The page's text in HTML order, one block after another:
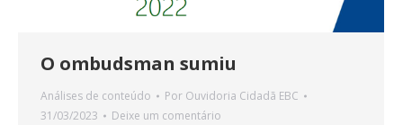
O ombudsman sumiu
Análises de conteúdo Por Ouvidoria Cidadã EBC
31/03/2023
Deixe um comentário